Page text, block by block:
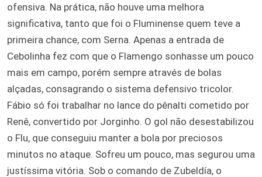
ofensiva. Na prática, não houve uma melhora
significativa, tanto que foi o Fluminense quem teve a
primeira chance, com Serna. Apenas a entrada de
Cebolinha fez com que o Flamengo sonhasse um pouco
mais em campo, porém sempre através de bolas
alçadas, consagrando o sistema defensivo tricolor.
Fábio só foi trabalhar no lance do pênalti cometido por
Renê, convertido por Jorginho. O gol não desestabilizou
o Flu, que conseguiu manter a bola por preciosos
minutos no ataque. Sofreu um pouco, mas segurou uma
justíssima vitória. Sob o comando de Zubeldía, o